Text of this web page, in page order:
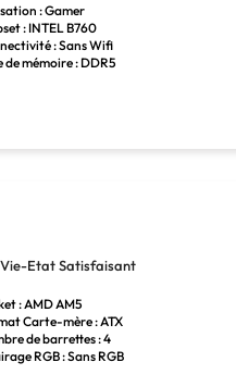
: Gamer
: INTEL B760
: Sans Wifi
de mémoire : DDR5
Vie-Etat Satisfaisant
: AMD AM5
Carte-mère : ATX
de barrettes : 4
RGB : Sans RGB